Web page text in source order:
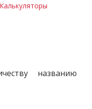
Калькуляторы
названию